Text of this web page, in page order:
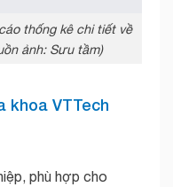
thống kê chi tiết về
ảnh: Sưu tầm)
khoa VTTech
phù hợp cho